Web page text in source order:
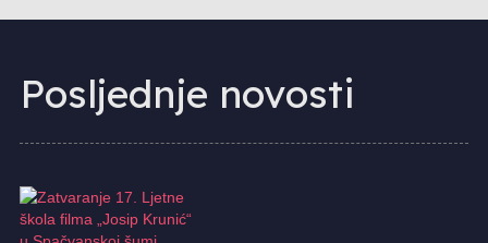
Posljednje novosti